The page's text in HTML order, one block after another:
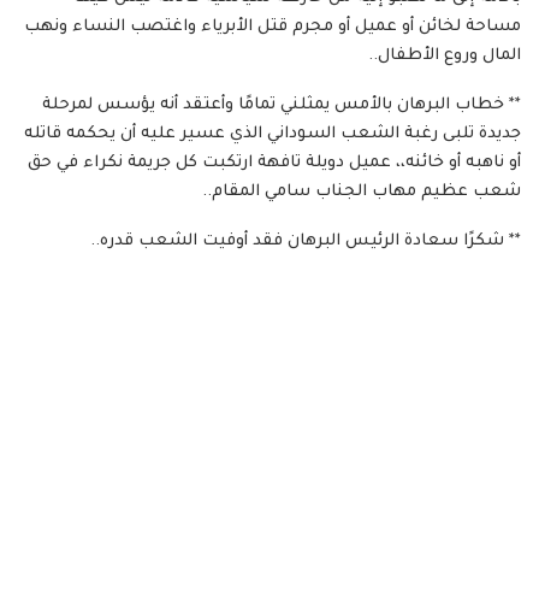
مساحة لخائن أو عميل أو مجرم قتل الأبرياء واغتصب النساء ونهب
المال وروع الأطفال..
** خطاب البرهان بالأمس يمثلني تمامًا وأعتقد أنه يؤسس لمرحلة
جديدة تلبى رغبة الشعب السوداني الذي عسير عليه أن يحكمه قاتله
أو ناهبه أو خائنه،، عميل دويلة تافهة ارتكبت كل جريمة نكراء في حق
شعب عظيم مهاب الجناب سامي المقام..
** شكرًا سعادة الرئيس البرهان فقد أوفيت الشعب قدره..